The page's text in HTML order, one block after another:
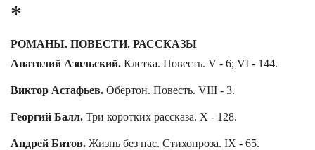
*
РОМАНЫ. ПОВЕСТИ. РАССКАЗЫ
Анатолий Азольский. Клетка. Повесть. V - 6; VI - 144.
Виктор Астафьев. Обертон. Повесть. VIII - 3.
Георгий Балл. Три коротких рассказа. X - 128.
Андрей Битов. Жизнь без нас. Стихопроза. IX - 65.